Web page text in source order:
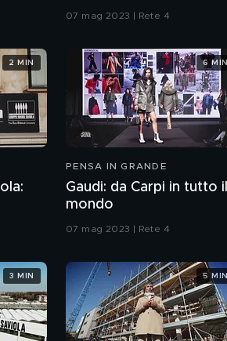
07 mag 2023 | Rete 4
2 MIN
PENSA IN GRANDE
Gaudi: da Carpi in tutto il
mondo
07 mag 2023 | Rete 4
6 MIN
3 MIN 5 MIN